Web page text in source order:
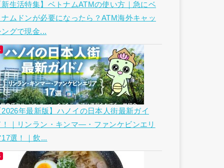
新生活特集】ベトナムATMの使い方｜急にベ
ナムドンが必要になったら？ATM海外キャッ
ングで現金...
2026年最新版】ハノイの日本人街最新ガイ
！｜リンラン・キンマ―・ファンケビンエリ
17選！｜飲...